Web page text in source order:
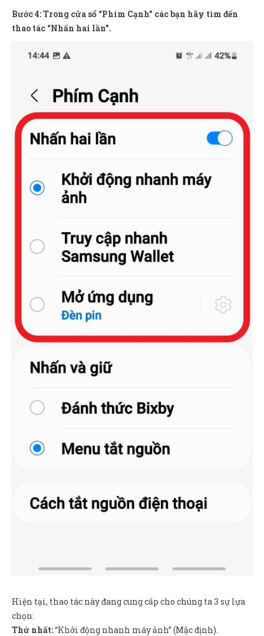
Bước 4: Trong cửa sổ “Phím Cạnh” các bạn hãy tìm đến
thao tác “Nhấn hai lần”.
Hiện tại, thao tác này đang cung cấp cho chúng ta 3 sự lựa
chọn:
Thứ nhất:“Khởi động nhanh máy ảnh” (Mặc định).